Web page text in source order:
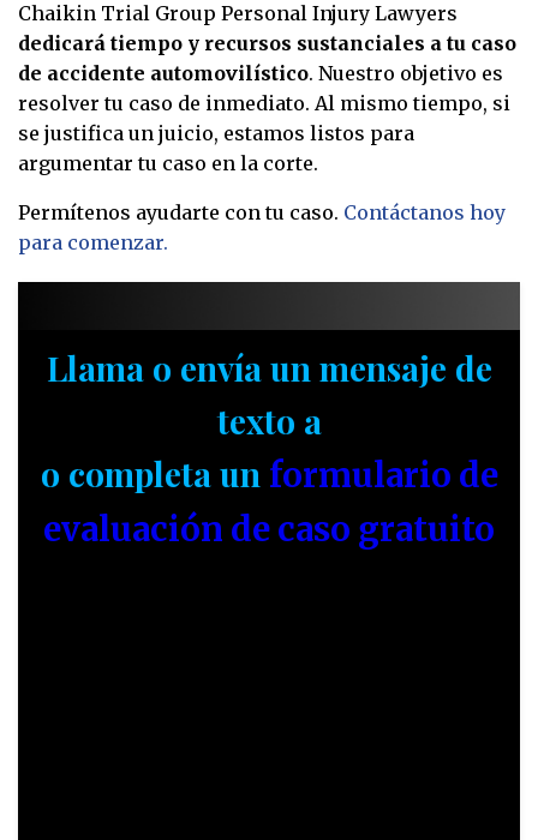
Chaikin Trial Group Personal Injury Lawyers
dedicará tiempo y recursos sustanciales a tu caso
de accidente automovilístico. Nuestro objetivo es
resolver tu caso de inmediato. Al mismo tiempo, si
se justifica un juicio, estamos listos para
argumentar tu caso en la corte.
Permítenos ayudarte con tu caso. Contáctanos hoy
para comenzar.
Llama o envía un mensaje de
texto a
o completa un formulario de
evaluación de caso gratuito